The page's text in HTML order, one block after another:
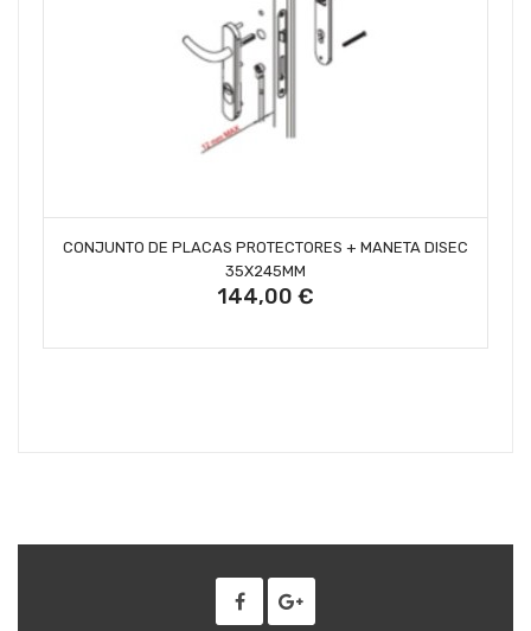
AÑADIR AL CARRITO
CONJUNTO DE PLACAS PROTECTORES + MANETA DISEC
35X245MM
144,00 €